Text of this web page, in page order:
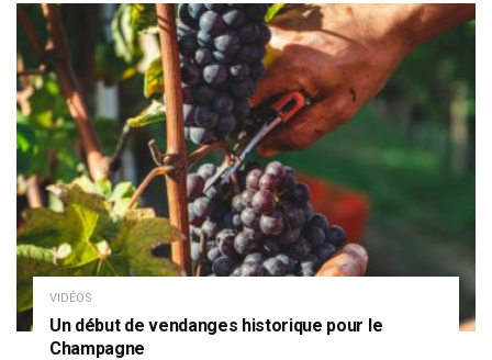
VIDÉOS
Un début de vendanges historique pour le
Champagne